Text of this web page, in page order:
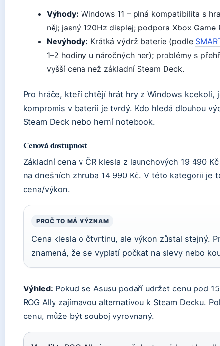
Výhody: Windows 11 – plná kompatibilita s
něj; jasný 120Hz displej; podpora Xbox Game
Nevýhody: Krátká výdrž baterie (podle
1–2 hodiny u náročných her); problémy s
vyšší cena než základní Steam Deck.
Pro hráče, kteří chtějí hrát hry z Windows kdekoli,
kompromis v baterii je tvrdý. Kdo hledá dlouhou
Steam Deck nebo herní notebook.
Cenová dostupnost
Základní cena v ČR klesla z launchových 19 490
na dnešních zhruba 14 990 Kč. V této kategorii je
cena/výkon.
PROČ TO MÁ VÝZNAM
Cena klesla o čtvrtinu, ale výkon zůstal stejný.
znamená, že se vyplatí počkat na slevy nebo
Výhled: Pokud se Asusu podaří udržet cenu pod
ROG Ally zajímavou alternativou k Steam Decku.
cenu, může být souboj vyrovnaný.